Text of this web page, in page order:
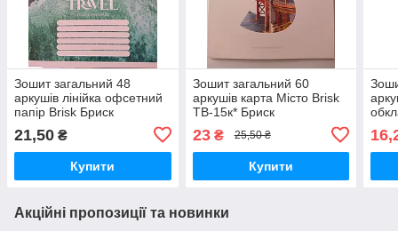
Зошит загальний 48
аркушів лінійка офсетний
папір Brisk Бриск
21,50 ₴
Купити
Зошит загальний 60
аркушів карта Місто Brisk
ТВ-15к* Бриск
23₴ 25,50 ₴
Купити
Акційні пропозиції та новинки